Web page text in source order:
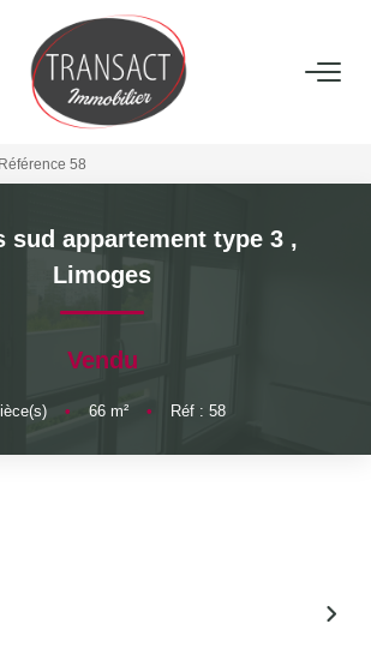
ACCUEIL
LOUER
NOTRE AGENCE
Référence 58
sud appartement type 3 ,
Limoges
Vendu
• 66 m² • Réf : 58